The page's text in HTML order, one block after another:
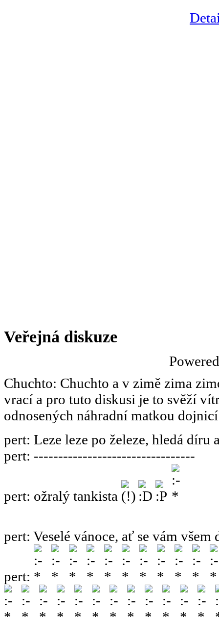
Veřejná diskuze
Chuchto: Chuchto a v zimě zima
vrací a pro tuto diskusi je to svěží
odnosených náhradní matkou
pert: Leze leze po železe, hledá díru
pert: ---------------------------------
pert: ožralý tankista
pert: Veselé vánoce, ať se vám všem
pert: